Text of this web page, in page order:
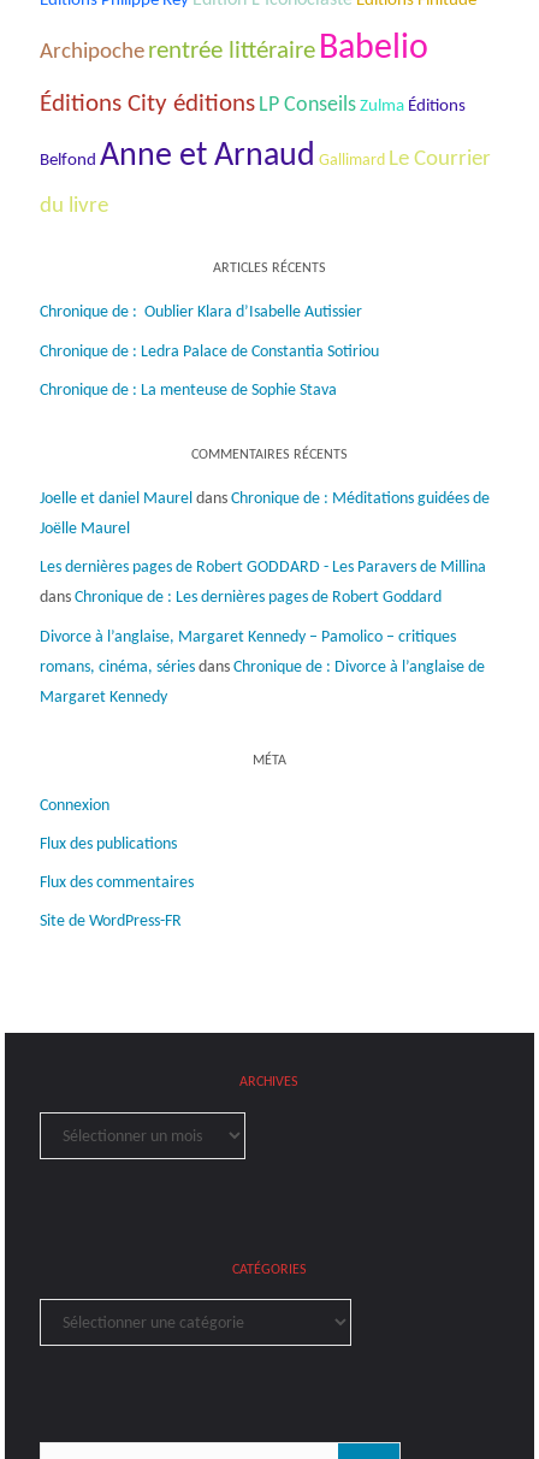
Archipoche rentrée littéraire Babelio
Éditions City éditions LP Conseils Zulma Éditions
Belfond Anne et Arnaud Gallimard Le Courrier
du livre
ARTICLES RÉCENTS
Chronique de : Oublier Klara d’Isabelle Autissier
Chronique de : Ledra Palace de Constantia Sotiriou
Chronique de : La menteuse de Sophie Stava
COMMENTAIRES RÉCENTS
Joelle et daniel Maureldans Chronique de : Méditations guidées de
Joëlle Maurel
Les dernières pages de Robert GODDARD - Les Paravers de Millina
dans Chronique de : Les dernières pages de Robert Goddard
Divorce à l’anglaise, Margaret Kennedy – Pamolico – critiques
romans, cinéma, sériesdans Chronique de : Divorce à l’anglaise de
Margaret Kennedy
MÉTA
Connexion
Flux des publications
Flux des commentaires
Site de WordPress-FR
ARCHIVES
Archives
CATÉGORIES
Catégories